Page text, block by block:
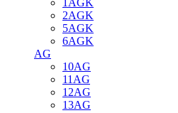
1AGK
2AGK
5AGK
6AGK
AG
10AG
11AG
12AG
13AG